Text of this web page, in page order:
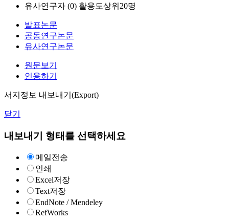
유사연구자 (0) 활용도상위20명
발표논문
공동연구논문
유사연구논문
원문보기
인용하기
서지정보 내보내기(Export)
닫기
내보내기 형태를 선택하세요
메일전송
인쇄
Excel저장
Text저장
EndNote / Mendeley
RefWorks